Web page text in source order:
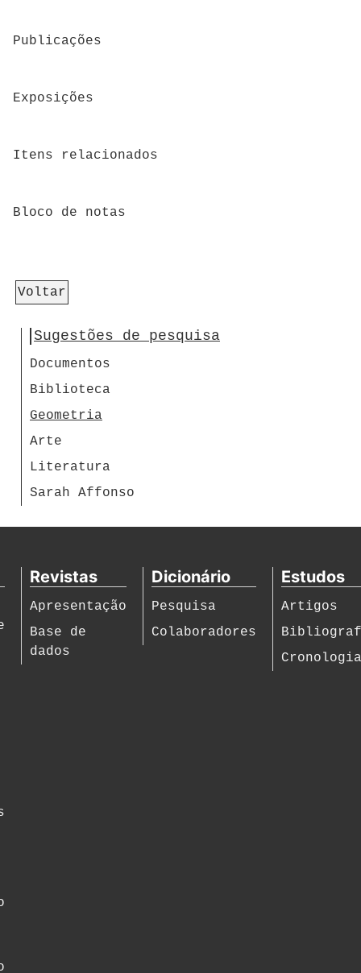
Publicações
Exposições
Itens relacionados
Bloco de notas
Voltar
Sugestões de pesquisa
Documentos
Biblioteca
Geometria
Arte
Literatura
Sarah Affonso
Revistas
Apresentação
Base de
dados
Dicionário
Pesquisa
Colaboradores
Estudos
Artigos